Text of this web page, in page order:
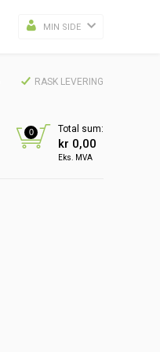
MIN SIDE
RASK LEVERING
0 Total sum:
kr 0,00
Eks. MVA